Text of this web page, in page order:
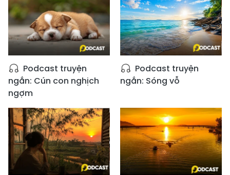
Podcast truyện
ngắn: Cún con nghịch
ngợm
Podcast truyện
ngắn: Sóng vỗ